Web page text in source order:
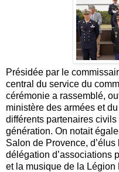
Présidée par le
central du service du
cérémonie a rassemblé,
ministère des armées et
différents partenaires
génération. On notait
Salon de Provence,
délégation d’associations
et la musique de la